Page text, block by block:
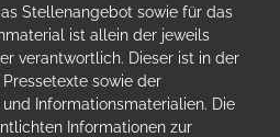
Stellenangebot sowie für das
ist allein der jeweils
verantwortlich. Dieser ist in der
sowie der
Informationsmaterialien. Die
Informationen zur